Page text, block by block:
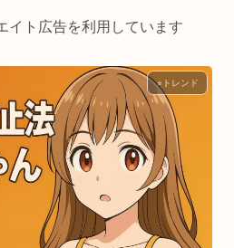
イト広告を利用しています
⭐︎トレンド